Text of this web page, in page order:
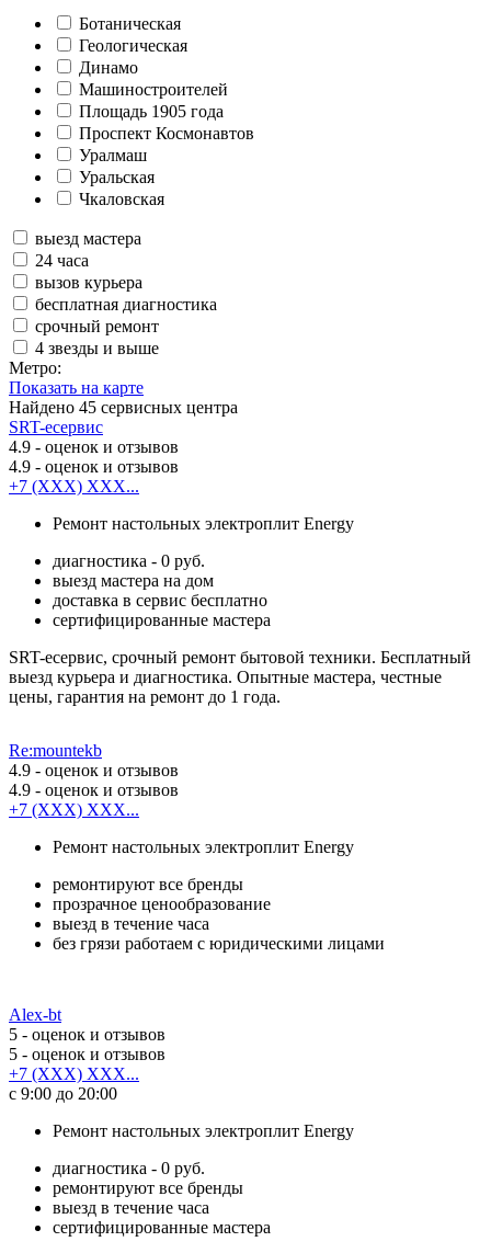
Ботаническая
Геологическая
Динамо
Машиностроителей
Площадь 1905 года
Проспект Космонавтов
Уралмаш
Уральская
Чкаловская
выезд мастера
24 часа
вызов курьера
бесплатная диагностика
срочный ремонт
4 звезды и выше
Метро:
Показать на карте
Найдено 45 сервисных центра
SRT-есервис
4.9 - оценок и отзывов
4.9 - оценок и отзывов
+7 (XXX) XXX...
Ремонт настольных электроплит Energy
диагностика - 0 руб.
выезд мастера на дом
доставка в сервис бесплатно
сертифицированные мастера
SRT-есервис, срочный ремонт бытовой техники. Бесплатный
выезд курьера и диагностика. Опытные мастера, честные
цены, гарантия на ремонт до 1 года.
Re:mountekb
4.9 - оценок и отзывов
4.9 - оценок и отзывов
+7 (XXX) XXX...
Ремонт настольных электроплит Energy
ремонтируют все бренды
прозрачное ценообразование
выезд в течение часа
без грязи работаем с юридическими лицами
Alex-bt
5 - оценок и отзывов
5 - оценок и отзывов
+7 (XXX) XXX...
с 9:00 до 20:00
Ремонт настольных электроплит Energy
диагностика - 0 руб.
ремонтируют все бренды
выезд в течение часа
сертифицированные мастера